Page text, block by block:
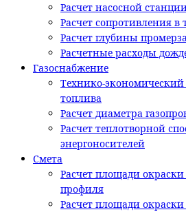
Расчет насосной
Расчет сопротивления в
Расчет глубины
Расчетные расходы
Газоснабжение
Технико-экономический
топлива
Расчет диаметра
Расчет теплотворной
энергоносителей
Смета
Расчет площади
профиля
Расчет площади